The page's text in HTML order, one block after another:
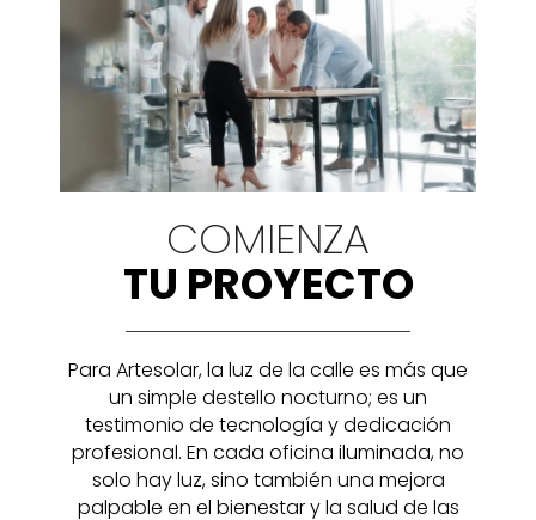
COMIENZA
TU PROYECTO
Para Artesolar, la luz de la calle es más que
un simple destello nocturno; es un
testimonio de tecnología y dedicación
profesional. En cada oficina iluminada, no
solo hay luz, sino también una mejora
palpable en el bienestar y la salud de las